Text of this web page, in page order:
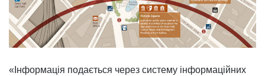
«Інформація подається через систему інформаційних